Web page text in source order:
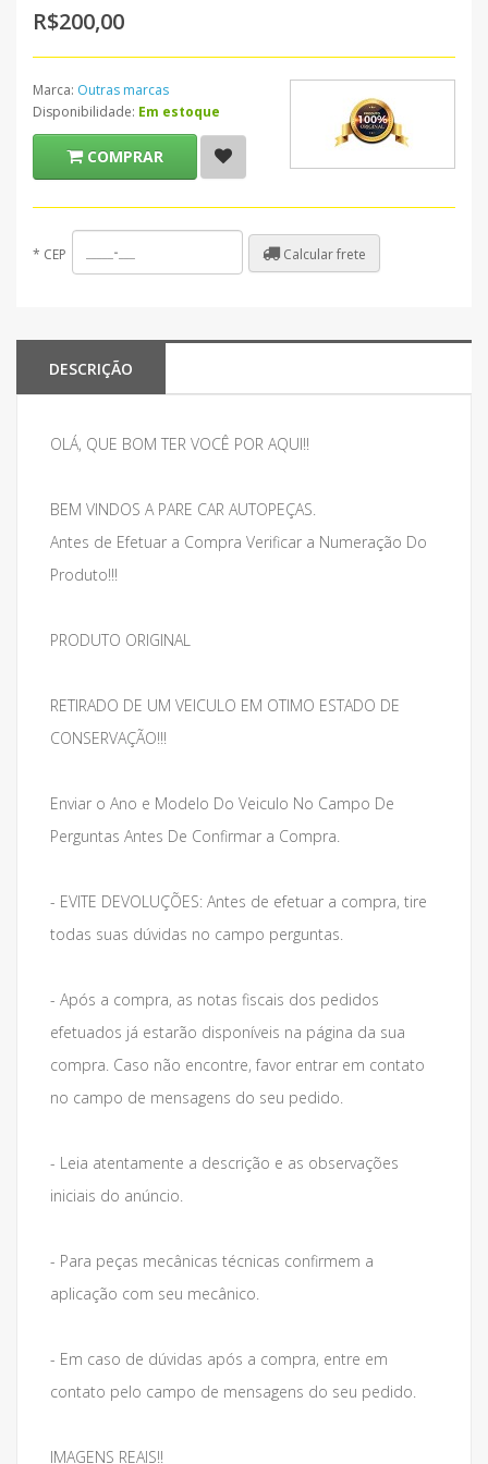
R$200,00
Marca: Outras marcas
Disponibilidade: Em estoque
COMPRAR
* CEP Calcular frete
DESCRIÇÃO
OLÁ, QUE BOM TER VOCÊ POR AQUI!!
BEM VINDOS A PARE CAR AUTOPEÇAS.
Antes de Efetuar a Compra Verificar a Numeração Do
Produto!!!
PRODUTO ORIGINAL
RETIRADO DE UM VEICULO EM OTIMO ESTADO DE
CONSERVAÇÃO!!!
Enviar o Ano e Modelo Do Veiculo No Campo De
Perguntas Antes De Confirmar a Compra.
- EVITE DEVOLUÇÕES: Antes de efetuar a compra, tire
todas suas dúvidas no campo perguntas.
- Após a compra, as notas fiscais dos pedidos
efetuados já estarão disponíveis na página da sua
compra. Caso não encontre, favor entrar em contato
no campo de mensagens do seu pedido.
- Leia atentamente a descrição e as observações
iniciais do anúncio.
- Para peças mecânicas técnicas confirmem a
aplicação com seu mecânico.
- Em caso de dúvidas após a compra, entre em
contato pelo campo de mensagens do seu pedido.
IMAGENS REAIS!!